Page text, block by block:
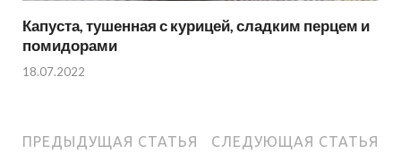
Капуста, тушенная с курицей, сладким перцем и
помидорами
18.07.2022
ПРЕДЫДУЩАЯ СТАТЬЯ СЛЕДУЮЩАЯ СТАТЬЯ